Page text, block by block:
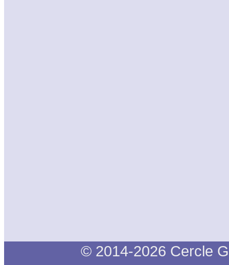
© 2014-2026 Cercle